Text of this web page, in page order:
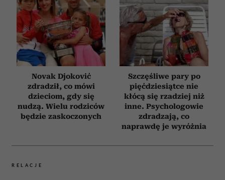
Novak Djoković
zdradził, co mówi
dzieciom, gdy się
nudzą. Wielu rodziców
będzie zaskoczonych
Szczęśliwe pary po
pięćdziesiątce nie
kłócą się rzadziej niż
inne. Psychologowie
zdradzają, co
naprawdę je wyróżnia
RELACJE